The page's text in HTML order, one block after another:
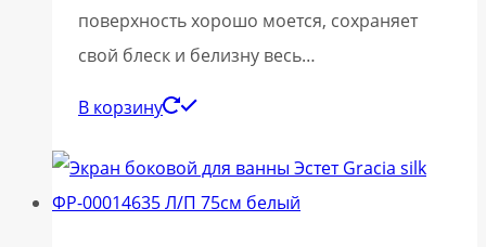
поверхность хорошо моется, сохраняет
свой блеск и белизну весь…
В корзину